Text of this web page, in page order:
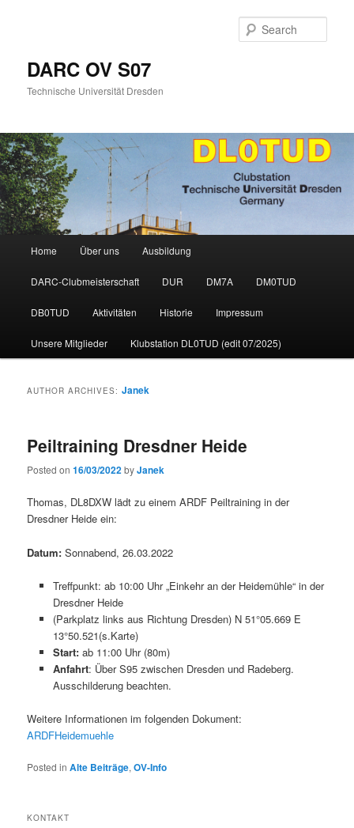
DARC OV S07
Technische Universität Dresden
Home Über uns Ausbildung
DARC-Clubmeisterschaft DUR DM7A DM0TUD
DB0TUD Aktivitäten Historie Impressum
Unsere Mitglieder Klubstation DL0TUD (edit 07/2025)
AUTHOR ARCHIVES:Janek
Peiltraining Dresdner Heide
Posted on16/03/2022byJanek
Thomas, DL8DXW lädt zu einem ARDF Peiltraining in der
Dresdner Heide ein:
Datum: Sonnabend, 26.03.2022
Treffpunkt: ab 10:00 Uhr „Einkehr an der Heidemühle“ in der
Dresdner Heide
(Parkplatz links aus Richtung Dresden) N 51°05.669 E
13°50.521(s.Karte)
Start:ab 11:00 Uhr (80m)
Anfahrt: Über S95 zwischen Dresden und Radeberg.
Ausschilderung beachten.
Weitere Informationen im folgenden Dokument:
ARDFHeidemuehle
Posted in Alte Beiträge,OV-Info
KONTAKT